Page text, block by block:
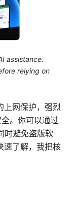
assistance.
relying on
上网保护，强烈
。你可以通过
时避免盗版软
速了解，我把核